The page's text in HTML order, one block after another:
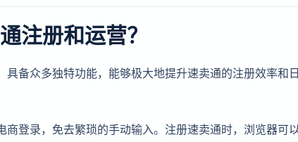
注册和运营？
备众多独特功能，能够极大地提升速卖通的注册效率和
登录，免去繁琐的手动输入。注册速卖通时，浏览器可